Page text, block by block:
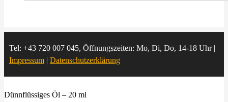
Tel: +43 720 007 045, Öffnungszeiten: Mo, Di, Do, 14-18 Uhr |
Impressum | Datenschutzerklärung
Dünnflüssiges Öl – 20 ml